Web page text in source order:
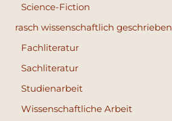
Science-Fiction
rasch wissenschaftlich geschrieben
Fachliteratur
Sachliteratur
Studienarbeit
Wissenschaftliche Arbeit